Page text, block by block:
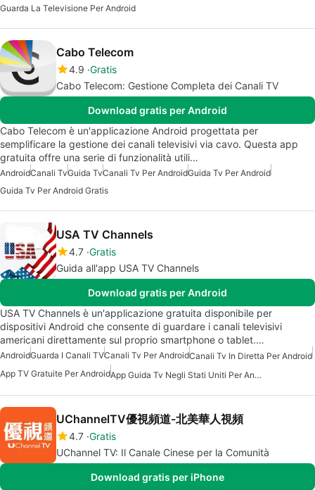
Guarda La Televisione Per Android
Cabo Telecom
4.9 Gratis
Cabo Telecom: Gestione Completa dei Canali TV
Download gratis per Android
Cabo Telecom è un'applicazione Android progettata per
semplificare la gestione dei canali televisivi via cavo. Questa app
gratuita offre una serie di funzionalità utili…
AndroidCanali TvGuida TvCanali Tv Per AndroidGuida Tv Per Android
Guida Tv Per Android Gratis
USA TV Channels
4.7 Gratis
Guida all'app USA TV Channels
Download gratis per Android
USA TV Channels è un'applicazione gratuita disponibile per
dispositivi Android che consente di guardare i canali televisivi
americani direttamente sul proprio smartphone o tablet.…
AndroidGuarda I Canali TVCanali Tv Per AndroidCanali Tv In Diretta Per Android
App TV Gratuite Per Android
App Guida Tv Negli Stati Uniti Per Android
UChannelTV優視頻道-北美華人視頻
4.7 Gratis
UChannel TV: Il Canale Cinese per la Comunità
Download gratis per iPhone